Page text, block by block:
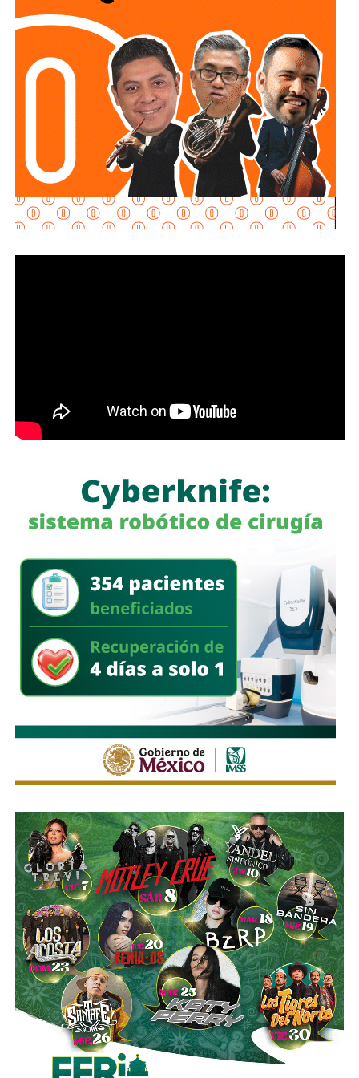
Explicó que la propuesta se desarrolla en dos vertientes
principales: e stablecer de manera objetiva
determinadas conductas evasivas del deudor
alimentario
y penalizar la coparticipación de terceras
personas que, con conocimiento de la obligación
existente, contribuyan a impedir su cumplimiento.
La diputada María Dolores Robles Chairez destacó que la
modificación busca brindar mayores herramientas jurídicas
para proteger el derecho de niñas, niños y demás
personas acreedoras alimentarias, evitando que
maniobras de carácter patrimonial sean utilizadas para
establecidas por la autoridad judicial.
durante periodos relacionados con procesos familiares y
la transferencia de bienes a familiares o personas de
confianza que actúan como titulares aparentes.
Con esta iniciativa se busca establecer que comete el
delito de incumplimiento de las obligaciones de
asistencia familiar quien se coloque intencionalmente en
estado de insolvencia con el propósito de eludir el
cumplimiento de las obligaciones alimentarias
establecidas por la ley.
La legislación establecerá que, salvo prueba en contrario,
se presumirá dicha intención cuando el deudor, sin causa
goce de sueldo, cuando este constituya su único o
principal medio para obtener ingresos.
Asimismo, se establecen sanciones para quienes, durante
un proceso judicial o existiendo una resolución firme,
enajenen intencionalmente de manera parcial o total sus
bienes con la finalidad de eludir obligaciones alimentarias.
De igual manera, se sancionará a quienes, teniendo
conocimiento de la existencia de una obligación
alimentaria o de un proceso judicial en curso, ayuden al
deudor a ocultar bienes, acepten figurar como titulares
aparentes de estos o realicen actos jurídicos simulados
con el propósito de evitar que se cumplan las